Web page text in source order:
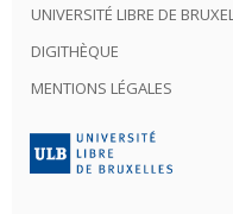
UNIVERSITÉ LIBRE DE
DIGITHÈQUE
MENTIONS LÉGALES